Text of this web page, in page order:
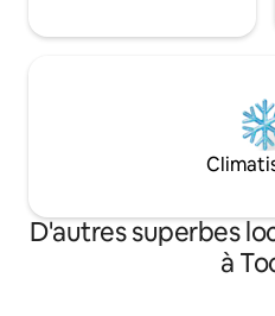
D'autres superbes
à